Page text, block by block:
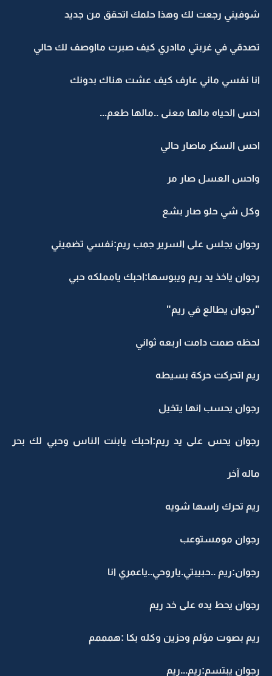
شوفيني رجعت لك وهذا حلمك اتحقق من جديد
تصدقي في غربتي ماادري كيف صبرت مااوصف لك حالي
انا نفسي ماني عارف كيف عشت هناك بدونك
احس الحياه مالها معنى ..مالها طعم...
احس السكر ماصار حالي
واحس العسل صار مر
وكل شي حلو صار بشع
رجوان يجلس على السرير جمب ريم:نفسي تضميني
رجوان ياخذ يد ريم ويبوسها:احبك يامملكه حبي
"رجوان يطالع في ريم"
لحظه صمت دامت اربعه ثواني
ريم اتحركت حركة بسيطه
رجوان يحسب انها يتخيل
رجوان يحس على يد ريم:احبك يابنت الناس وحبي لك بحر
ماله آخر
ريم تحرك راسها شويه
رجوان مومستوعب
رجوان:ريم ..حبيبتي.ياروحي..ياعمري انا
رجوان يحط يده على خد ريم
ريم بصوت مؤلم وحزين وكله بكا :همممم
رجوان يبتسم:ريم...ريم